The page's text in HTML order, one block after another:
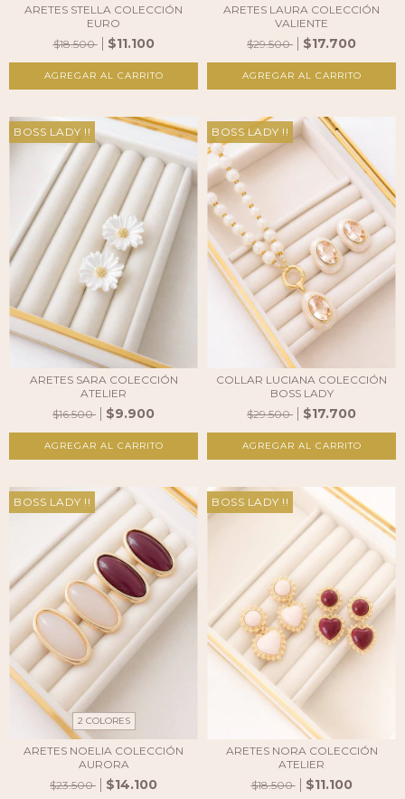
ARETES STELLA COLECCIÓN
EURO
$18.500
$11.100
ARETES LAURA COLECCIÓN
VALIENTE
$29.500
$17.700
AGREGAR AL CARRITO
BOSS LADY !!
ARETES SARA COLECCIÓN
ATELIER
$16.500
$9.900
BOSS LADY !!
COLLAR LUCIANA COLECCIÓN
BOSS LADY
$29.500
$17.700
AGREGAR AL CARRITO
BOSS LADY !!
2 COLORES
ARETES NOELIA COLECCIÓN
AURORA
$23.500
$14.100
BOSS LADY !!
ARETES NORA COLECCIÓN
ATELIER
$18.500
$11.100